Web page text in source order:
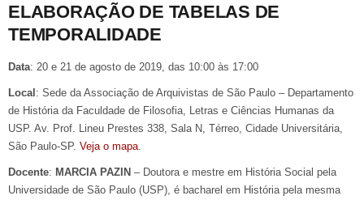
ELABORAÇÃO DE TABELAS DE
TEMPORALIDADE
Data: 20 e 21 de agosto de 2019, das 10:00 às 17:00
Local: Sede da Associação de Arquivistas de São Paulo – Departamento
de História da Faculdade de Filosofia, Letras e Ciências Humanas da
USP. Av. Prof. Lineu Prestes 338, Sala N, Térreo, Cidade Universitária,
São Paulo-SP. Veja o mapa
Docente: MARCIA PAZIN – Doutora e mestre em História Social pela
Universidade de São Paulo (USP), é bacharel em História pela mesma